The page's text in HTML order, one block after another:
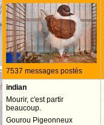
7537 messages postés
indian
Mourir, c'est partir
beaucoup.
Gourou Pigeonneux